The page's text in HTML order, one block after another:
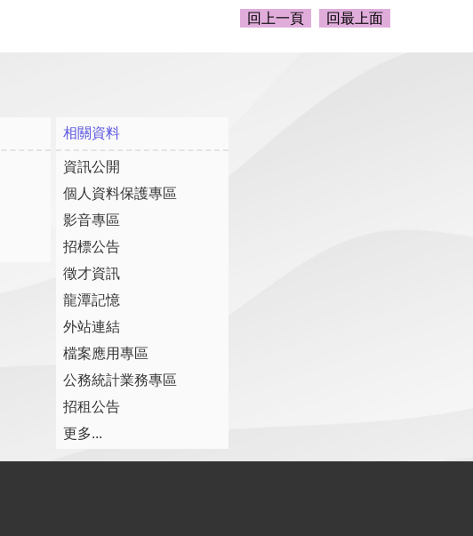
回上一頁 回最上面
相關資料
資訊公開
個人資料保護專區
影音專區
招標公告
徵才資訊
龍潭記憶
外站連結
檔案應用專區
公務統計業務專區
招租公告
更多...